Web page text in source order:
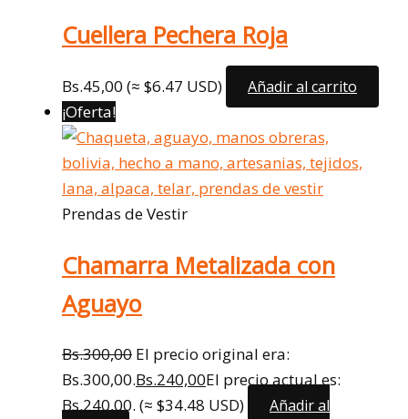
Cuellera Pechera Roja
Bs.45,00 (≈ $6.47 USD) Añadir al carrito
¡Oferta!
Prendas de Vestir
Chamarra Metalizada con
Aguayo
Bs.300,00 El precio original era:
Bs.300,00.Bs.240,00El precio actual es:
Bs.240,00. (≈ $34.48 USD)
Añadir al